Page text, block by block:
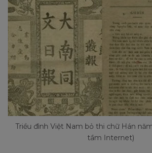
Triều đình Việt Nam bỏ thi chữ Hán
tầm Internet)